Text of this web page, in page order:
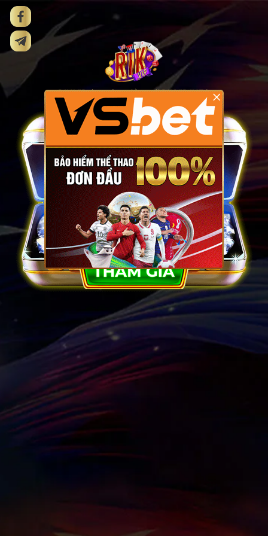
RIK.VIPthay tên miền mớiRIKVIP.INFO×